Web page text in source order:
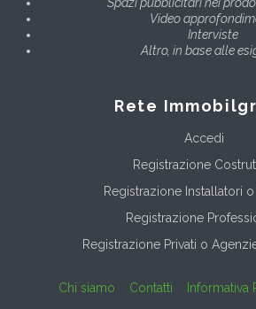
Video
Interviste
Altro, in base alle
Rete
Accedi
Registrazione
Registrazione Installatori
Registrazione
Registrazione Privati o
Chi siamo Contatti Informativa